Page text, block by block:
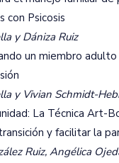
con Psicosis
y Dániza Ruiz
un miembro
y Vivian Schmidt-
La Técnica Art-
y facilitar la
Ruiz, Angélica